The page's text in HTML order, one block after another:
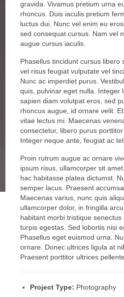
gravida. Vivamus pretium urna
rhoncus. Duis iaculis pretium
luctus dui. Nunc vel enim eu
sed consequat cursus. Nam vel
augue cursus iaculis.
Phasellus tincidunt cursus
vel risus feugiat vulputate vel
Nunc ac imperdiet purus.
quis, pulvinar eget nulla. Integer
sapien diam volutpat eros, sed
rhoncus augue, id ornare velit.
vitae lectus mi. Maecenas
consectetur, libero purus
Integer neque ante, feugiat ac
Proin rutrum augue ac ornare
ipsum risus, ullamcorper sit
hac habitasse platea dictumst.
semper lacus. Praesent
Maecenas varius, nunc quis
ullamcorper dolor, in fringilla
habitant morbi tristique
turpis egestas. Sed lobortis nisi
Phasellus eget euismod urna.
ornare. Donec ultrices ligula at
Praesent porttitor ultrices
Project Type: Photography